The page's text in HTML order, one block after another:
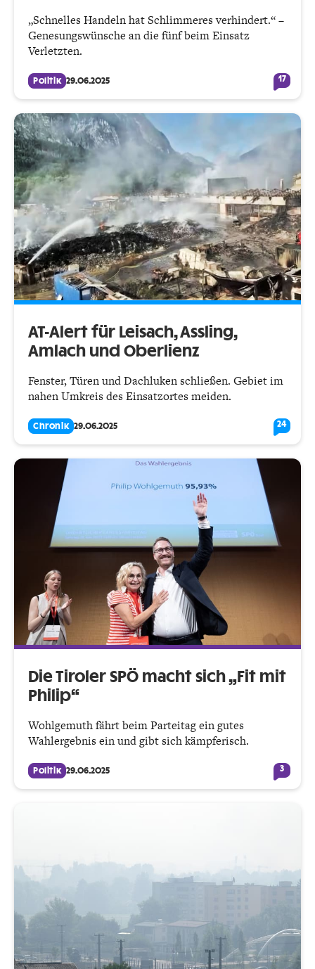
„Schnelles Handeln hat Schlimmeres verhindert.“ –
Genesungswünsche an die fünf beim Einsatz
Verletzten.
Politik 29.06.2025 17
AT-Alert für Leisach, Assling,
Amlach und Oberlienz
Fenster, Türen und Dachluken schließen. Gebiet im
nahen Umkreis des Einsatzortes meiden.
Chronik 29.06.2025 24
Die Tiroler SPÖ macht sich „Fit mit
Philip“
Wohlgemuth fährt beim Parteitag ein gutes
Wahlergebnis ein und gibt sich kämpferisch.
Politik 29.06.2025 3